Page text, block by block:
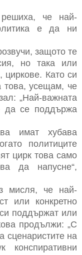
че най-
е да ни
защото те
но така или
Като си
това, усещам, че
„Най-важната
да се поддържа
имат хубава
политиците
цирк това само
да напусне“,
мисля, че най-
или конкретно
поддържат или
продължи: „С
сценаристите на